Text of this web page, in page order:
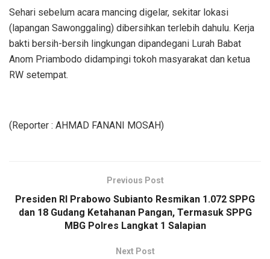
Sehari sebelum acara mancing digelar, sekitar lokasi
(lapangan Sawonggaling) dibersihkan terlebih dahulu. Kerja
bakti bersih-bersih lingkungan dipandegani Lurah Babat
Anom Priambodo didampingi tokoh masyarakat dan ketua
RW setempat.
(Reporter : AHMAD FANANI MOSAH)
Previous Post
Presiden RI Prabowo Subianto Resmikan 1.072 SPPG
dan 18 Gudang Ketahanan Pangan, Termasuk SPPG
MBG Polres Langkat 1 Salapian
Next Post